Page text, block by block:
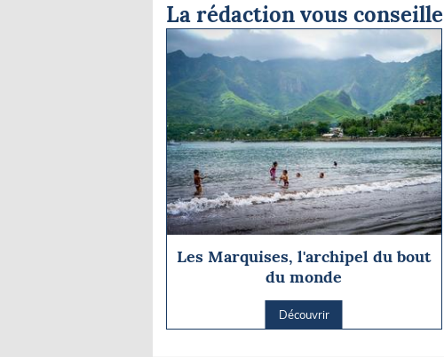
La rédaction vous conseille
Les Marquises, l'archipel du bout
du monde
Découvrir